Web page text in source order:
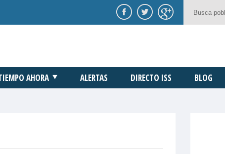
AHORA ALERTAS DIRECTO ISS BLOG